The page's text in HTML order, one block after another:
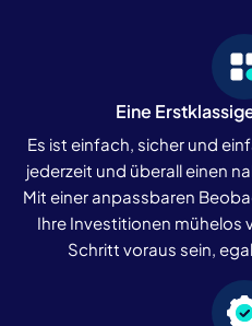
Eine
Es ist einfach, sicher und
jederzeit und überall einen
Mit einer anpassbaren
Ihre Investitionen mühelos
Schritt voraus sein,